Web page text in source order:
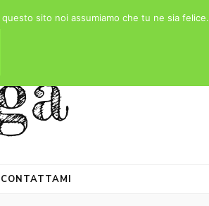
CONTATTAMI
sito noi assumiamo che tu ne sia felice.